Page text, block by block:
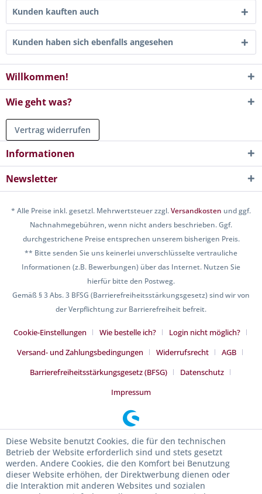
Kunden kauften auch
Kunden haben sich ebenfalls angesehen
Willkommen!
Wie geht was?
Vertrag widerrufen
Informationen
Newsletter
* Alle Preise inkl. gesetzl. Mehrwertsteuer zzgl.Versandkosten und ggf.
Nachnahmegebühren, wenn nicht anders beschrieben. Ggf.
durchgestrichene Preise entsprechen unserem bisherigen Preis.
** Bitte senden Sie uns keinerlei unverschlüsselte vertrauliche
Informationen (z.B. Bewerbungen) über das Internet. Nutzen Sie
hierfür bitte den Postweg.
Gemäß § 3 Abs. 3 BFSG (Barrierefreiheitsstärkungsgesetz) sind wir von
der Verpflichtung zur Barrierefreiheit befreit.
Cookie-Einstellungen Wie bestelle ich?
Login nicht möglich?
Versand- und Zahlungsbedingungen
Widerrufsrecht
AGB
Barrierefreiheitsstärkungsgesetz (BFSG)
Datenschutz
Impressum
Diese Website benutzt Cookies, die für den technischen
Betrieb der Website erforderlich sind und stets gesetzt
werden. Andere Cookies, die den Komfort bei Benutzung
dieser Website erhöhen, der Direktwerbung dienen oder
die Interaktion mit anderen Websites und sozialen